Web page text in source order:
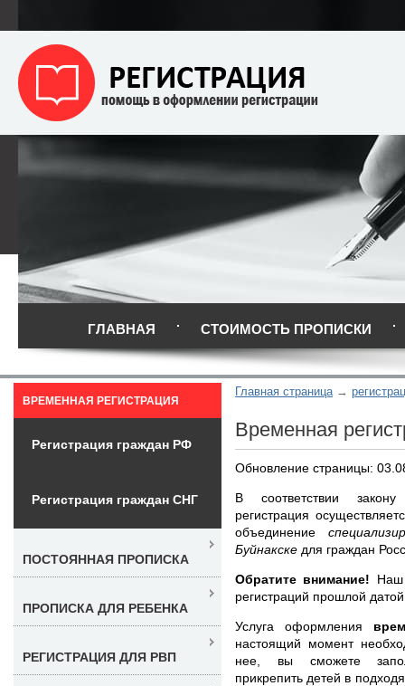
ГЛАВНАЯ СТОИМОСТЬ ПРОПИСКИ
Главная страница
Временная
Обновление страницы:
В соответствии
регистрация
объединение
Буйнакске для граждан
Обратите внимание! Наш
регистраций прошлой
Услуга оформления
настоящий момент
нее, вы сможете
прикрепить детей в
ВРЕМЕННАЯ РЕГИСТРАЦИЯ
Регистрация граждан РФ
Регистрация граждан СНГ
ПОСТОЯННАЯ ПРОПИСКА
ПРОПИСКА ДЛЯ РЕБЕНКА
РЕГИСТРАЦИЯ ДЛЯ РВП